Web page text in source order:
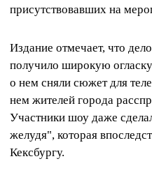
присутствовавших на
Издание отмечает, что
получило широкую
о нем сняли сюжет для
нем жителей города
Участники шоу даже
желудя", которая
Кексбургу.